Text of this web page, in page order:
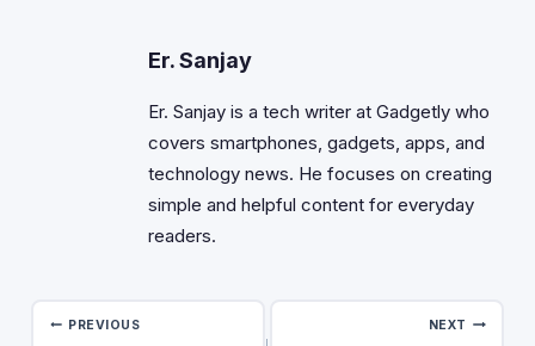
Er. Sanjay
Er. Sanjay is a tech writer at Gadgetly who
covers smartphones, gadgets, apps, and
technology news. He focuses on creating
simple and helpful content for everyday
readers.
Post
PREVIOUS NEXT